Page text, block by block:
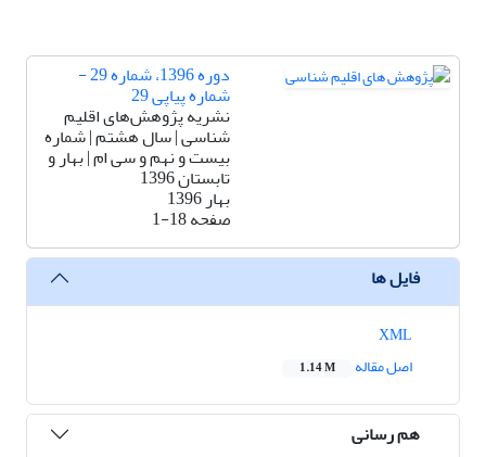
دوره 1396، شماره 29 -
شماره پیاپی 29
نشریه پژوهش‌های اقلیم
شناسی | سال هشتم | شماره
بیست و نهم و سی ام | بهار و
تابستان 1396
بهار 1396
صفحه1-18
فایل ها
اصل مقاله
1.14 M
هم رسانی